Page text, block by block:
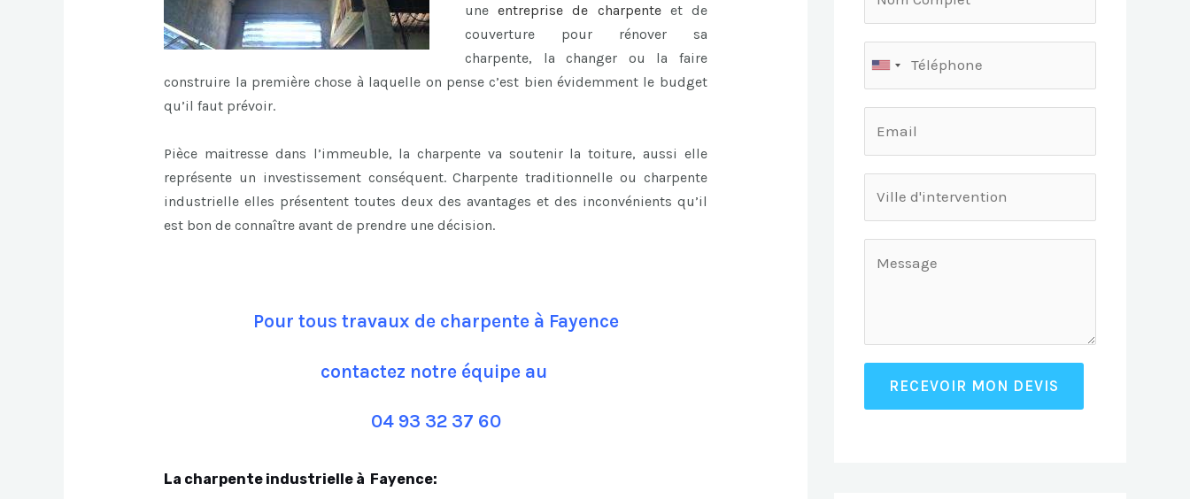
uneentreprise de charpenteet de
couverture pour rénover sa
charpente, la changer ou la faire
construire la première chose à laquelle on pense c’est bien évidemment le budget
qu’il faut prévoir.
Pièce maitresse dans l’immeuble, la charpente va soutenir la toiture, aussi elle
représente un investissement conséquent. Charpente traditionnelle ou charpente
industrielle elles présentent toutes deux des avantages et des inconvénients qu’il
est bon de connaître avant de prendre une décision.
Pour tous travaux de charpente à Fayence
contactez notre équipe au
04 93 32 37 60
La charpente industrielle à Fayence:
RECEVOIR MON DEVIS